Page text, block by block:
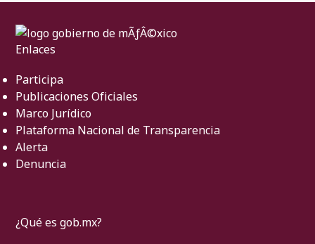
Enlaces
Participa
Publicaciones Oficiales
Marco Jurídico
Plataforma Nacional de Transparencia
Alerta
Denuncia
¿Qué es gob.mx?